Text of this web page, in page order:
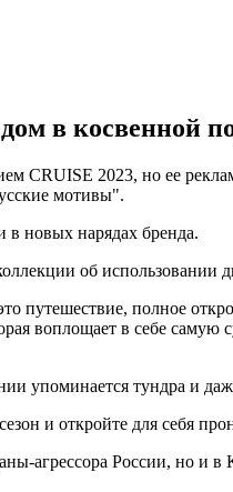
в косвенной
2023, но ее
мотивы".
в новых нарядах бренда.
об использовании
полное
воплощает в себе
упоминается тундра и
и откройте для себя
агрессора России, но